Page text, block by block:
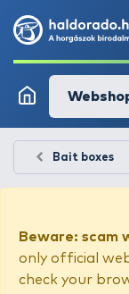
Bait boxes
Beware: scam
only official
check your